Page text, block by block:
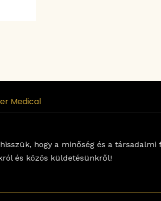
Medical
hisszük, hogy a minőség és a társadalmi
és közös küldetésünkről!